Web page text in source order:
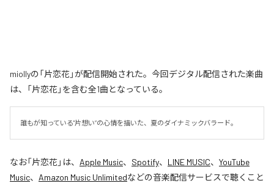
miollyの「片恋花」が配信開始された。今回デジタル配信された楽曲
は、「片恋花」を含む全1曲となっている。
誰もが知っている"片想い”の心情を描いた、夏のダイナミックバラード。
なお「片恋花」は、 Apple Music、 Spotify、 LINE MUSIC、 YouTube
Music、 Amazon Music Unlimitedなどの音楽配信サービスで聴くこと